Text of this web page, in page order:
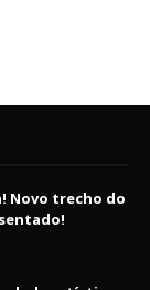
Novo trecho do